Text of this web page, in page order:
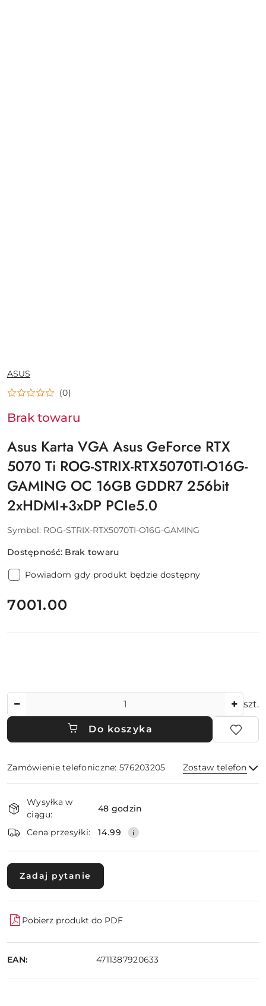
NAZWA
PRODUCENTA:
ASUS
(0)
Brak towaru
Asus Karta VGA Asus GeForce RTX
5070 Ti ROG-STRIX-RTX5070TI-O16G-
GAMING OC 16GB GDDR7 256bit
2xHDMI+3xDP PCIe5.0
Symbol: ROG-STRIX-RTX5070TI-O16G-GAMING
Dostępność: Brak towaru
Powiadom gdy produkt będzie dostępny
cena:
7001.00
szt.
Do koszyka
Zamówienie telefoniczne: 576203205 Zostaw telefon
i
dostawa
Wysyłka w
ciągu:
48 godzin
Cena przesyłki: 14.99
Zadaj pytanie
Pobierz produkt do PDF
EAN: 4711387920633